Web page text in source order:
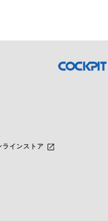
ラインストア launch